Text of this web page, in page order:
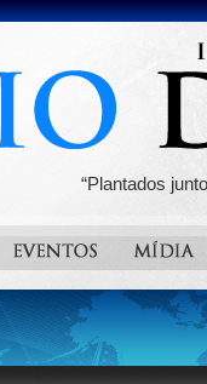
“Plantados